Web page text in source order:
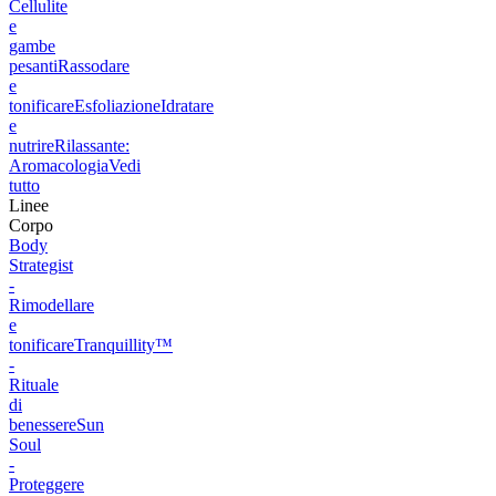
Cellulite
e
gambe
pesantiRassodare
e
tonificareEsfoliazioneIdratare
e
nutrireRilassante:
AromacologiaVedi
tutto
Linee
Corpo
Body
Strategist
-
Rimodellare
e
tonificareTranquillity™
-
Rituale
di
benessereSun
Soul
-
Proteggere